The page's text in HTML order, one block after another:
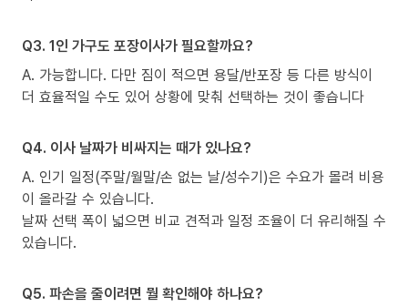
Q3. 1인 가구도 포장이사가 필요할까요?
A. 가능합니다. 다만 짐이 적으면 용달/반포장 등 다른 방식이
더 효율적일 수도 있어 상황에 맞춰 선택하는 것이 좋습니다
Q4. 이사 날짜가 비싸지는 때가 있나요?
A. 인기 일정(주말/월말/손 없는 날/성수기)은 수요가 몰려 비용
이 올라갈 수 있습니다.
날짜 선택 폭이 넓으면 비교 견적과 일정 조율이 더 유리해질 수
있습니다.
Q5. 파손을 줄이려면 뭘 확인해야 하나요?